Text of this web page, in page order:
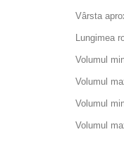
Vârsta
Lungimea
Volumul
Volumul
Volumul
Volumul